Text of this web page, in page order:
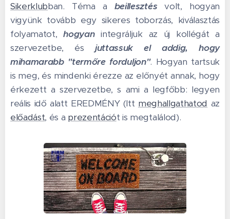
Sikerklubban. Téma a beillesztés volt, hogyan
vigyünk tovább egy sikeres toborzás, kiválasztás
folyamatot,hogyanintegráljuk az új kollégát a
szervezetbe, és juttassuk el addig, hogy
mihamarabb "termőre forduljon". Hogyan tartsuk
is meg, és mindenki érezze az előnyét annak, hogy
érkezett a szervezetbe, s ami a legfőbb: legyen
reális idő alatt EREDMÉNY (Itt meghallgathatod az
előadást, és a prezentációt is megtalálod).